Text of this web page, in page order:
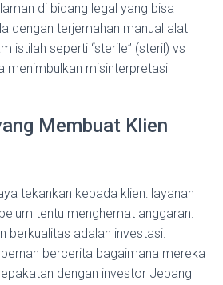
di bidang legal yang bisa
dengan terjemahan manual alat
istilah seperti “sterile” (steril) vs
menimbulkan misinterpretasi
Membuat Klien
tekankan kepada klien: layanan
tentu menghemat anggaran.
berkualitas adalah investasi.
bercerita bagaimana mereka
dengan investor Jepang